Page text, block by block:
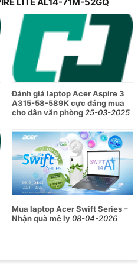
hiện đại phục vụ tốt cho môi
CPU Intel Core i5-12500H 12
đa nhiệm và các tác vụ nặng
việc đến giải trí.
cao, hỗ trợ nâng cấp lên đến
mà, đa nhiệm ổn định, đồng
thoải mái.
chống chói, độ sáng 300 nits
trung thực với công nghệ
512GB, có thể nâng cấp lên
và mở ứng dụng nhanh
lớn thoải mái lưu trữ dữ liệu.
LITE AL14-71M-52GQ
Đánh giá laptop Acer Aspire 3
A315-58-589K cực đáng mua
cho dân văn phòng25-03-2025
Mua laptop Acer Swift Series –
Nhận quà mê ly08-04-2026